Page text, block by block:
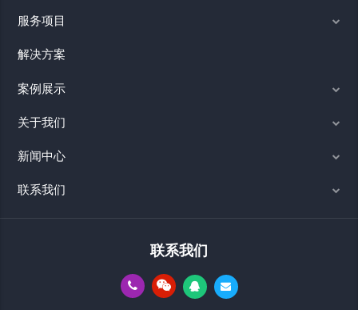
服务项目
解决方案
案例展示
关于我们
新闻中心
联系我们
联系我们